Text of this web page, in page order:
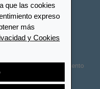
que las cookies
expreso
más
y Cookies
Privacidad y Cookies
Derecho de desistimiento